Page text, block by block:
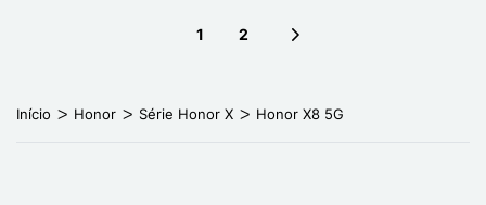
1 2
Início Honor Série Honor X Honor X8 5G